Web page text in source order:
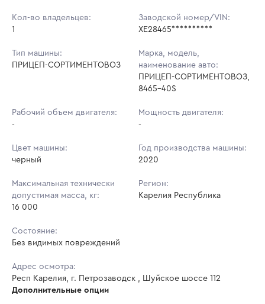
Кол-во ставок:
в аукционах
Кол-во владельцев:
1
Заводской номер/VIN:
XE28465**********
Тип машины:
ПРИЦЕП-СОРТИМЕНТОВОЗ
Марка, модель,
наименование авто:
ПРИЦЕП-СОРТИМЕНТОВОЗ,
8465-40S
Рабочий объем двигателя:
-
Мощность двигателя:
-
Цвет машины:
черный
Год производства машины:
2020
Максимальная технически
допустимая масса, кг:
16 000
Регион:
Карелия Республика
Состояние:
Без видимых повреждений
Адрес осмотра:
Респ Карелия, г. Петрозаводск , Шуйское шоссе 112
Дополнительные опции